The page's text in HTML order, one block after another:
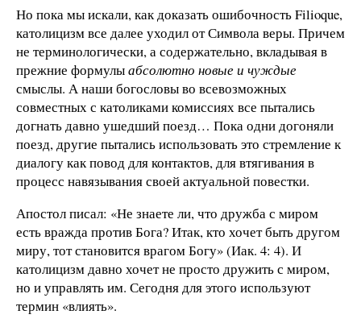
Но пока мы искали, как доказать ошибочность Filioque,
католицизм все далее уходил от Символа веры. Причем
не терминологически, а содержательно, вкладывая в
прежние формулыабсолютно новые и чуждые
смыслы. А наши богословы во всевозможных
совместных с католиками комиссиях все пытались
догнать давно ушедший поезд… Пока одни догоняли
поезд, другие пытались использовать это стремление к
диалогу как повод для контактов, для втягивания в
процесс навязывания своей актуальной повестки.
Апостол писал: «Не знаете ли, что дружба с миром
есть вражда против Бога? Итак, кто хочет быть другом
миру, тот становится врагом Богу» (Иак. 4: 4). И
католицизм давно хочет не просто дружить с миром,
но и управлять им. Сегодня для этого используют
термин «влиять».